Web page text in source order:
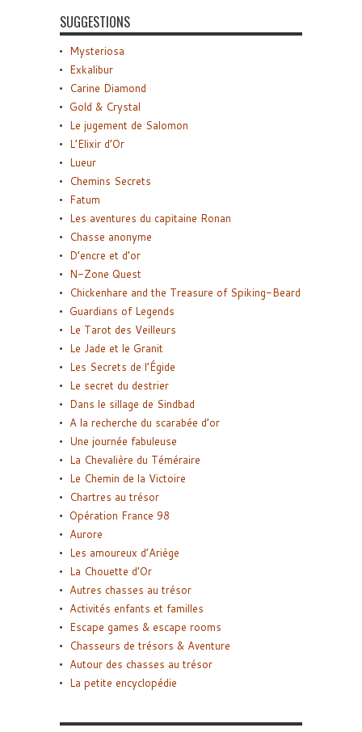
SUGGESTIONS
Mysteriosa
Exkalibur
Carine Diamond
Gold & Crystal
Le jugement de Salomon
L’Elixir d’Or
Lueur
Chemins Secrets
Fatum
Les aventures du capitaine Ronan
Chasse anonyme
D’encre et d’or
N-Zone Quest
Chickenhare and the Treasure of Spiking-Beard
Guardians of Legends
Le Tarot des Veilleurs
Le Jade et le Granit
Les Secrets de l’Égide
Le secret du destrier
Dans le sillage de Sindbad
A la recherche du scarabée d’or
Une journée fabuleuse
La Chevalière du Téméraire
Le Chemin de la Victoire
Chartres au trésor
Opération France 98
Aurore
Les amoureux d’Ariège
La Chouette d’Or
Autres chasses au trésor
Activités enfants et familles
Escape games & escape rooms
Chasseurs de trésors & Aventure
Autour des chasses au trésor
La petite encyclopédie